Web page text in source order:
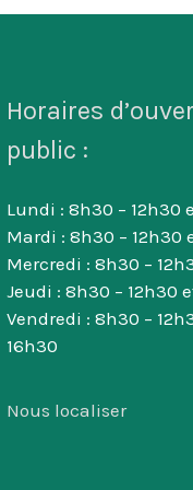
Horaires
public :
Lundi : 8h30 – 12h30
Mardi : 8h30 – 12h30
Mercredi : 8h30 –
Jeudi : 8h30 – 12h30
Vendredi : 8h30 –
16h30
Nous localiser